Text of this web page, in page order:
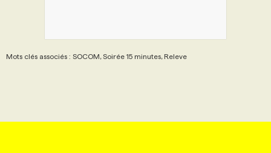
Mots clés associés : SOCOM, Soirée 15 minutes, Releve